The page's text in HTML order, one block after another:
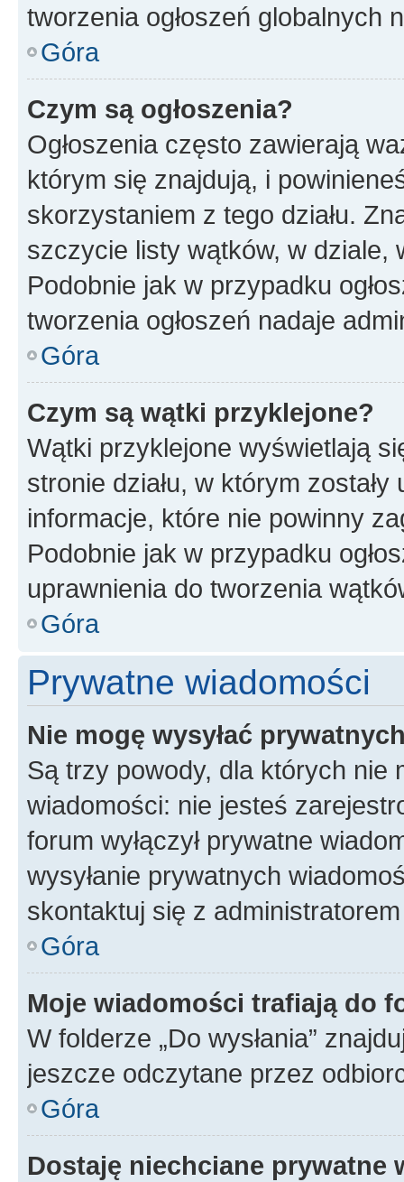
tworzenia ogłoszeń globalnych
Góra
Czym są ogłoszenia?
Ogłoszenia często zawierają
którym się znajdują, i
skorzystaniem z tego działu.
szczycie listy wątków, w dziale,
Podobnie jak w przypadku
tworzenia ogłoszeń nadaje
Góra
Czym są wątki przyklejone?
Wątki przyklejone wyświetlają
stronie działu, w którym
informacje, które nie powinny
Podobnie jak w przypadku
uprawnienia do tworzenia
Góra
Prywatne wiadomości
Nie mogę wysyłać
Są trzy powody, dla których nie
wiadomości: nie jesteś
forum wyłączył prywatne
wysyłanie prywatnych
skontaktuj się z
Góra
Moje wiadomości trafiają do
W folderze „Do wysłania”
jeszcze odczytane przez
Góra
Dostaję niechciane prywatne